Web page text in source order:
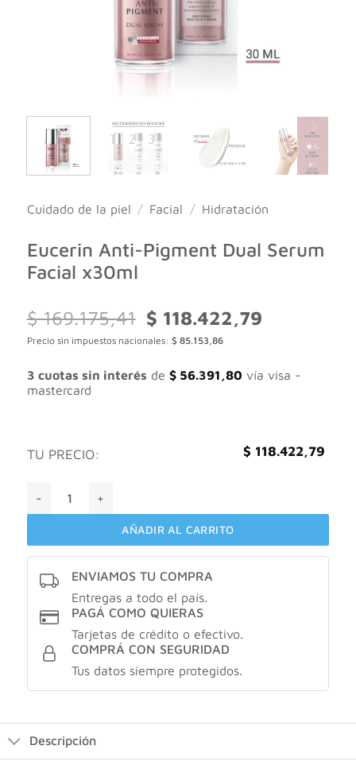
Cuidado de la piel / Facial / Hidratación
Eucerin Anti-Pigment Dual Serum
Facial x30ml
$169.175,41
El
precio
original
$ 169.175,41.
$ 118.422,79El
$ 118.422,79.
Precio sin impuestos nacionales: $ 85.153,86
3 cuotas sin interés de $56.391,80 vía visa -
mastercard
TU PRECIO: $ 118.422,79
AÑADIR AL CARRITO
ENVIAMOS TU COMPRA
Entregas a todo el país.
PAGÁ COMO QUIERAS
Tarjetas de crédito o efectivo.
COMPRÁ CON SEGURIDAD
Tus datos siempre protegidos.
Descripción